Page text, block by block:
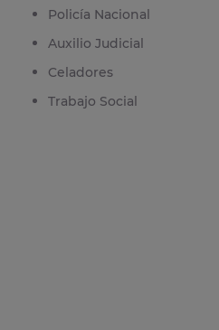
Policía Nacional
Auxilio Judicial
Celadores
Trabajo Social